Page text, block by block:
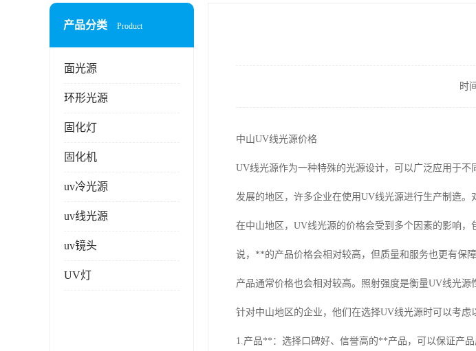
产品分类 Product
面光源
环形光源
固化灯
固化机
uv冷光源
uv线光源
uv镜头
UV灯
时
中山UV线光源价格
UV线光源作为一种特殊的光源设计，可以广泛应用于
发展的地区，许多企业在使用UV线光源进行生产制造
在中山地区，UV线光源的价格会受到多个因素的影响
说，**的产品价格会相对较高，但质量和服务也更有保
产品通常价格也会相对较高。照射强度是衡量UV线光
针对中山地区的企业，他们在选择UV线光源时可以考虑
1.产品**：选择口碑好、信誉高的**产品，可以保证产品